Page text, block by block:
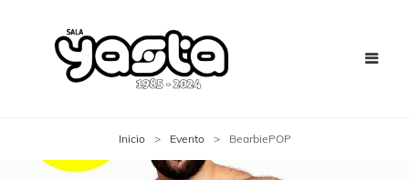
Inicio > Evento > BearbiePOP